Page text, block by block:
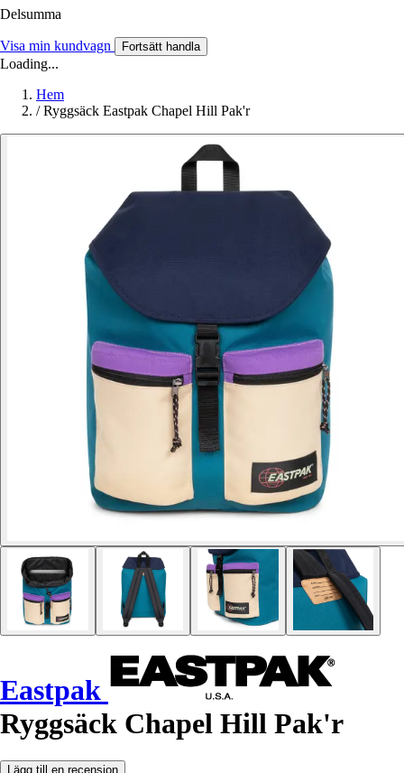
Delsumma
Visa min kundvagn Fortsätt handla
Loading...
Hem
/ Ryggsäck Eastpak Chapel Hill Pak'r
Eastpak
Ryggsäck Chapel Hill Pak'r
Lägg till en recension